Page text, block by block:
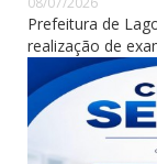
Prefeitura de
realização de